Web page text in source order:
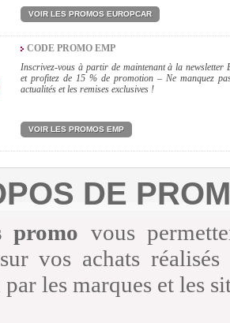
VOIR LES PROMOS EUROPCAR
CODE PROMO EMP
Inscrivez-vous à partir de maintenant à la newsletter
et profitez de 15 % de promotion – Ne manquez
actualités et les remises exclusives !
VOIR LES PROMOS EMP
DE
promo vous
sur vos achats
les marques et les